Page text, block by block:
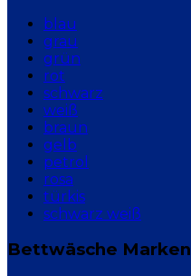
blau
grau
grün
rot
schwarz
weiß
braun
gelb
petrol
rosa
türkis
schwarz weiß
Bettwäsche Marken